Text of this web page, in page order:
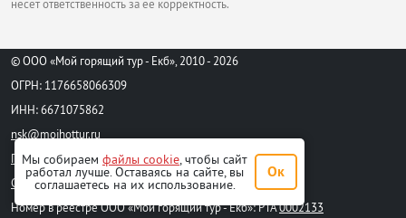
несет ответственность за ее корректность.
© ООО «Мой горящий тур - Екб», 2010 - 2026
ОГРН: 1176658066309
ИНН: 6671075862
nsk@moihottur.ru
Пользовательское соглашение
Стандартный договор на турпродукт
Номер в реестре ООО «Мой горящий тур - Екб»: РТА0002133
Мы собираем файлы cookie, чтобы сайт
работал лучше. Оставаясь на сайте, вы
соглашаетесь на их использование.
Ок